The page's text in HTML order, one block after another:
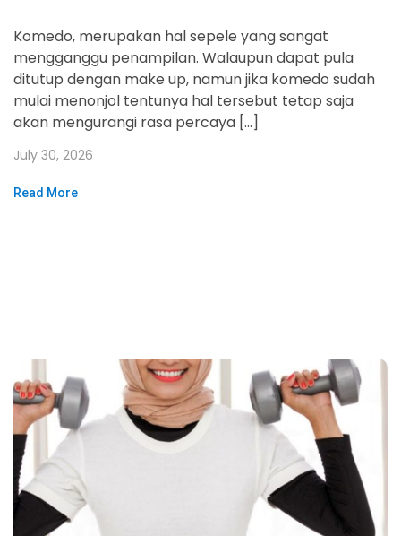
Komedo, merupakan hal sepele yang sangat
mengganggu penampilan. Walaupun dapat pula
ditutup dengan make up, namun jika komedo sudah
mulai menonjol tentunya hal tersebut tetap saja
akan mengurangi rasa percaya […]
July 30, 2026
Read More